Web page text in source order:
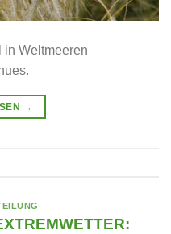
in Weltmeeren
→